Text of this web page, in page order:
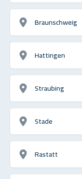
Braunschweig
Hattingen
Straubing
Stade
Rastatt